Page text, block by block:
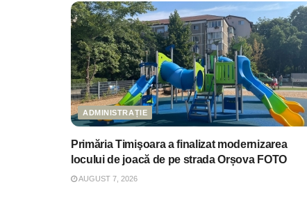
ADMINISTRAȚIE
Primăria Timişoara a finalizat modernizarea
locului de joacă de pe strada Orșova FOTO
AUGUST 7, 2026